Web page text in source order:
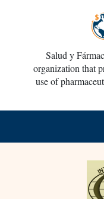
Salud y
organization that
use of